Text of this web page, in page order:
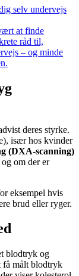
selv undervejs
at finde
råd til,
– og minde
deres styrke.
især hos kvinder
(DXA-scanning)
om der er
eksempel hvis
brud eller ryger.
blodtryk og
få målt blodtryk